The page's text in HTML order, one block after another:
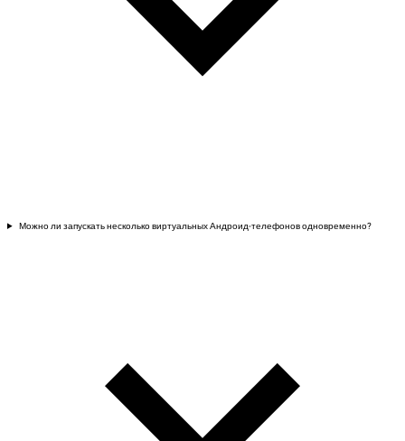
Можно ли запускать несколько виртуальных Андроид-телефонов одновременно?